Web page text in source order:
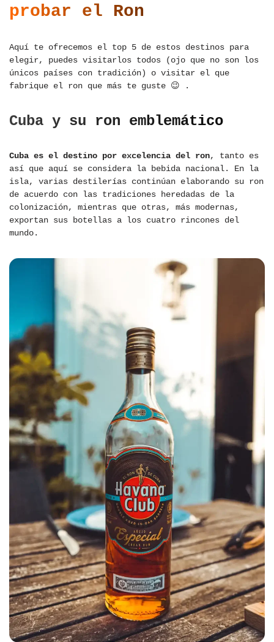
probar el Ron
Aquí te ofrecemos el top 5 de estos destinos para
elegir, puedes visitarlos todos (ojo que no son los
únicos países con tradición) o visitar el que
fabrique el ron que más te guste 😉 .
Cuba y su ron emblemático
Cuba es el destino por excelencia del ron, tanto es
así que aquí se considera la bebida nacional. En la
isla, varias destilerías continúan elaborando su ron
de acuerdo con las tradiciones heredadas de la
colonización, mientras que otras, más modernas,
exportan sus botellas a los cuatro rincones del
mundo.